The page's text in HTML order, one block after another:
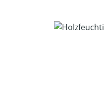
Bildergalerie überspringen